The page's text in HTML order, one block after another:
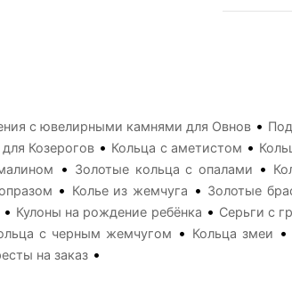
с ювелирными камнями для Овнов •
Козерогов• Кольца с аметистом •
• Золотые кольца с опалами •
• Колье из жемчуга • Золотые
• Кулоны на рождение ребёнка • Серьги с
с черным жемчугом • Кольца змеи •
на заказ •